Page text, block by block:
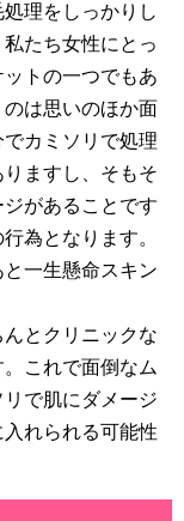
理をしっかりし
たち女性にとっ
トの一つでもあ
は思いのほか面
カミソリで処理
ますし、そもそ
があることです
為となります。
一生懸命スキン
とクリニックな
これで面倒なム
で肌にダメージ
れられる可能性